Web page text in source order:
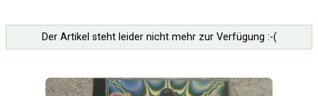
Der Artikel steht leider nicht mehr zur Verfügung :-(